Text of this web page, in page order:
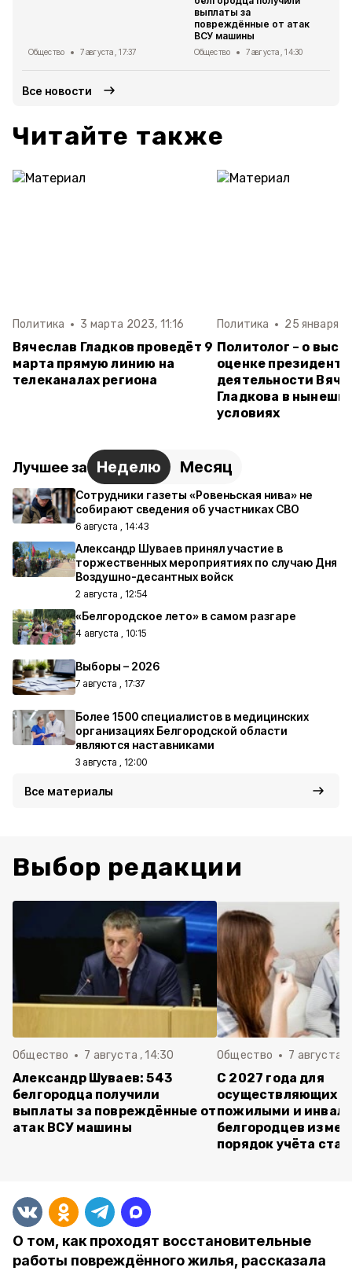
Общество 7 августа , 17:37
выплаты за
повреждённые от атак
ВСУ машины
Общество 7 августа , 14:30
Все новости
Читайте также
Политика 3 марта 2023, 11:16
Вячеслав Гладков проведёт 9
марта прямую линию на
телеканалах региона
Политика 25 января
Политолог – о
оценке
деятельности
Гладкова в
условиях
Лучшее за Неделю Месяц
Сотрудники газеты «Ровеньская нива» не
собирают сведения об участниках СВО
6 августа , 14:43
Александр Шуваев принял участие в
торжественных мероприятиях по случаю Дня
Воздушно-десантных войск
2 августа , 12:54
«Белгородское лето» в самом разгаре
4 августа , 10:15
Выборы – 2026
7 августа , 17:37
Более 1500 специалистов в медицинских
организациях Белгородской области
являются наставниками
3 августа , 12:00
Все материалы
Выбор редакции
Общество 7 августа , 14:30
Александр Шуваев: 543
белгородца получили
выплаты за повреждённые от
атак ВСУ машины
Общество 7 августа ,
С 2027 года для
осуществляющих
пожилыми и
белгородцев
порядок учёта ста
О том, как проходят восстановительные
работы повреждённого жилья, рассказала